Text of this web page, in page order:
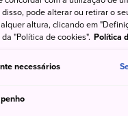
업자의 협력을 얻어 다채
하고 외국인 여행객 여러
pode alterar ou retirar o
altura, clicando em
"Política de cookies". Política
necessários